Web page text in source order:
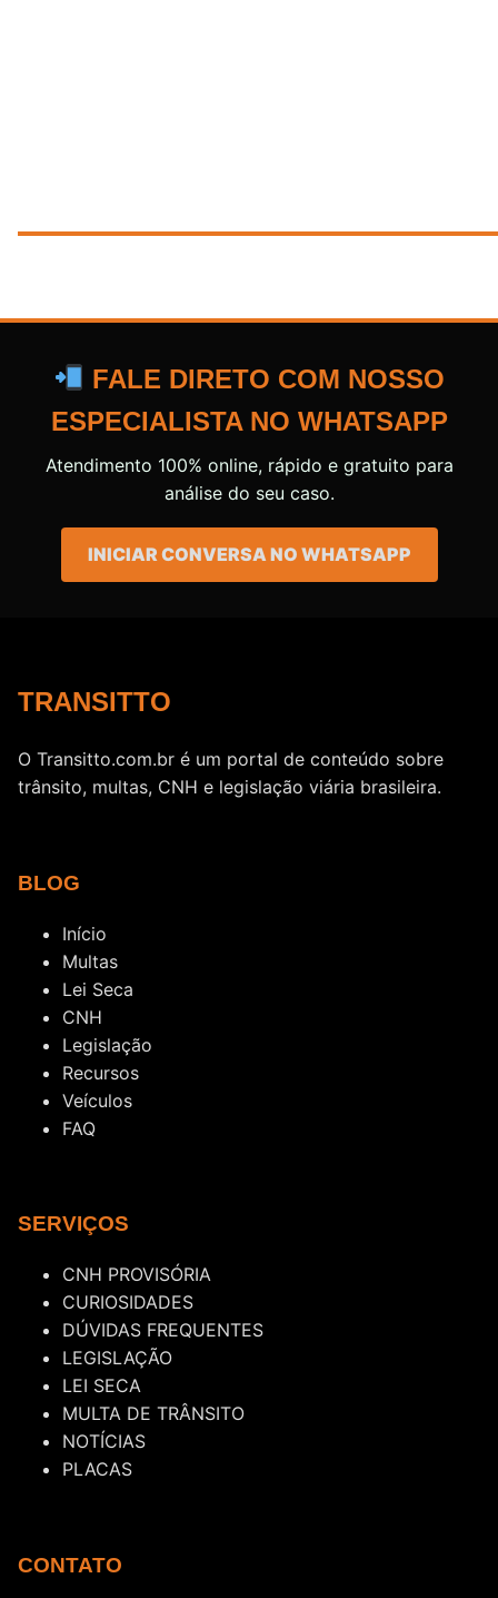
FALE DIRETO COM NOSSO
ESPECIALISTA NO WHATSAPP
Atendimento 100% online, rápido e gratuito para
análise do seu caso.
INICIAR CONVERSA NO WHATSAPP
TRANSITTO
O Transitto.com.br é um portal de conteúdo sobre
trânsito, multas, CNH e legislação viária brasileira.
BLOG
Início
Multas
Lei Seca
CNH
Legislação
Recursos
Veículos
FAQ
SERVIÇOS
CNH PROVISÓRIA
CURIOSIDADES
DÚVIDAS FREQUENTES
LEGISLAÇÃO
LEI SECA
MULTA DE TRÂNSITO
NOTÍCIAS
PLACAS
CONTATO